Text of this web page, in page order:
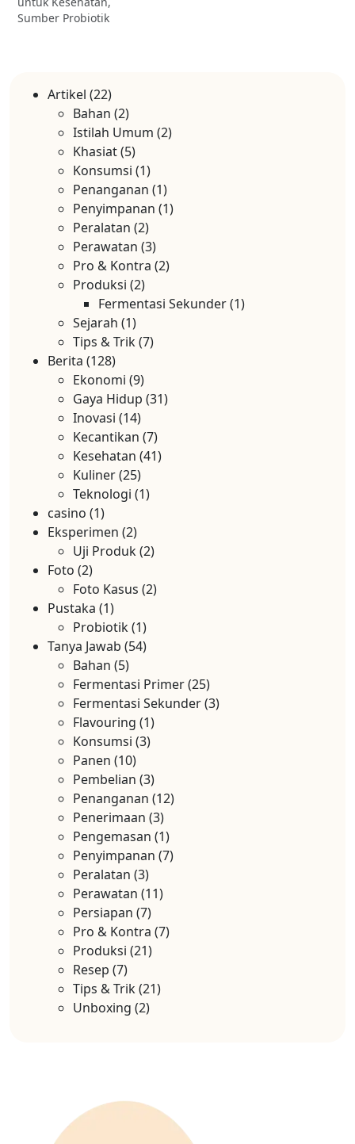
Sumber Probiotik
Artikel (22)
Bahan (2)
Istilah Umum (2)
Khasiat(5)
Konsumsi (1)
Penanganan (1)
Penyimpanan (1)
Peralatan (2)
Perawatan (3)
Pro & Kontra (2)
Produksi (2)
Fermentasi Sekunder(1)
Sejarah (1)
Tips & Trik(7)
Berita (128)
Ekonomi (9)
Gaya Hidup (31)
Inovasi (14)
Kecantikan (7)
Kesehatan (41)
Kuliner(25)
Teknologi (1)
casino (1)
Eksperimen (2)
Uji Produk(2)
Foto (2)
Foto Kasus (2)
Pustaka (1)
Probiotik(1)
Tanya Jawab (54)
Bahan (5)
Fermentasi Primer(25)
Fermentasi Sekunder(3)
Flavouring (1)
Konsumsi (3)
Panen (10)
Pembelian (3)
Penanganan (12)
Penerimaan (3)
Pengemasan (1)
Penyimpanan (7)
Peralatan (3)
Perawatan (11)
Persiapan (7)
Pro & Kontra (7)
Produksi (21)
Resep (7)
Tips & Trik(21)
Unboxing (2)